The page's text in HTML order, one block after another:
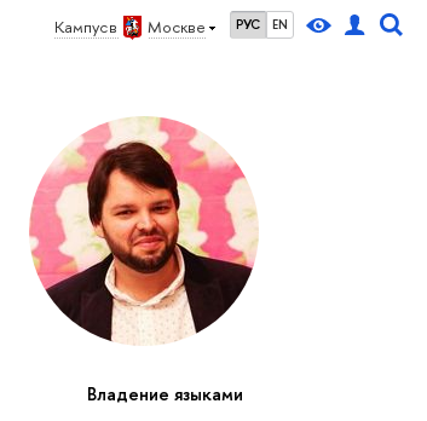
Кампус в Москве РУС EN
Владение языками